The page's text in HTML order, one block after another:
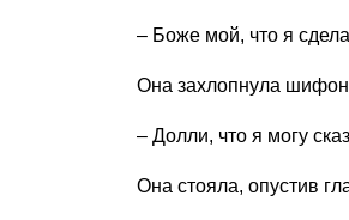
– Боже мой, что я
Она захлопнула
– Долли, что я могу
Она стояла, опустив